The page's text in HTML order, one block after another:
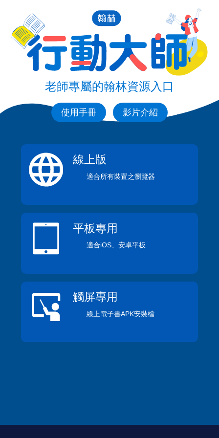
老師專屬的翰林資源入口
使用手冊 影片介紹
線上版
適合所有裝置之瀏覽器
平板專用
適合iOS、安卓平板
觸屏專用
線上電子書APK安裝檔